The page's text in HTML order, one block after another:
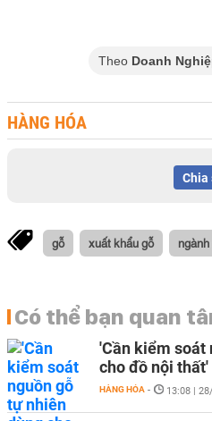
Theo Doanh
HÀNG HÓA
Chia
gỗ xuất khẩu gỗ
Có thể bạn quan
'Cần kiểm soát
cho đồ nội thất'
HÀNG HÓA - 13:08 |